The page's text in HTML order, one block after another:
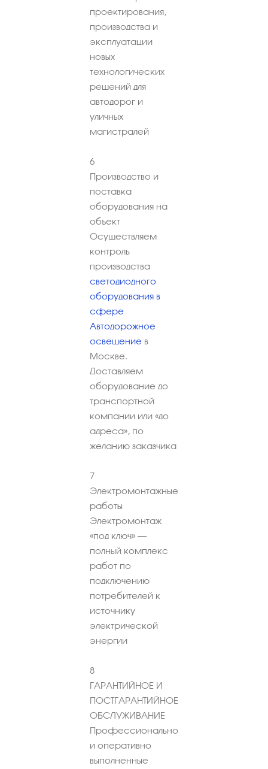
проектирования,
производства и
эксплуатации
новых
технологических
решений для
автодорог и
уличных
магистралей
6
Производство и
поставка
оборудования на
объект
Осуществляем
контроль
производства
светодиодного
оборудования в
сфере
Автодорожное
освещение в
Москве.
Доставляем
оборудование до
транспортной
компании или «до
адреса», по
желанию заказчика
7
Электромонтажные
работы
Электромонтаж
«под ключ» –
полный комплекс
работ по
подключению
потребителей к
источнику
электрической
энергии
8
ГАРАНТИЙНОЕ И
ПОСТГАРАНТИЙНОЕ
ОБСЛУЖИВАНИЕ
Профессионально
и оперативно
выполненные